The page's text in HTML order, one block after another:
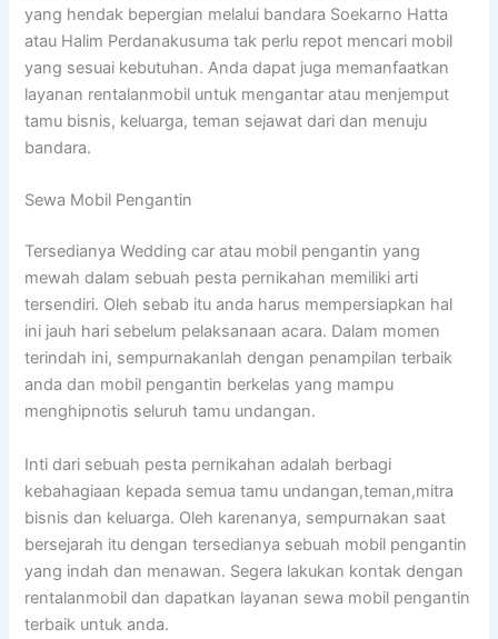
yang hendak bepergian melalui bandara Soekarno Hatta
atau Halim Perdanakusuma tak perlu repot mencari mobil
yang sesuai kebutuhan. Anda dapat juga memanfaatkan
layanan rentalanmobil untuk mengantar atau menjemput
tamu bisnis, keluarga, teman sejawat dari dan menuju
bandara.
Sewa Mobil Pengantin
Tersedianya Wedding car atau mobil pengantin yang
mewah dalam sebuah pesta pernikahan memiliki arti
tersendiri. Oleh sebab itu anda harus mempersiapkan hal
ini jauh hari sebelum pelaksanaan acara. Dalam momen
terindah ini, sempurnakanlah dengan penampilan terbaik
anda dan mobil pengantin berkelas yang mampu
menghipnotis seluruh tamu undangan.
Inti dari sebuah pesta pernikahan adalah berbagi
kebahagiaan kepada semua tamu undangan,teman,mitra
bisnis dan keluarga. Oleh karenanya, sempurnakan saat
bersejarah itu dengan tersedianya sebuah mobil pengantin
yang indah dan menawan. Segera lakukan kontak dengan
rentalanmobil dan dapatkan layanan sewa mobil pengantin
terbaik untuk anda.